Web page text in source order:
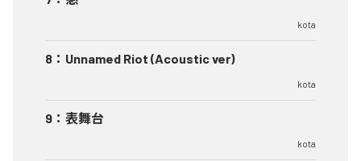
kota
8 ： Unnamed Riot (Acoustic ver)
kota
9 ： 表舞台
kota